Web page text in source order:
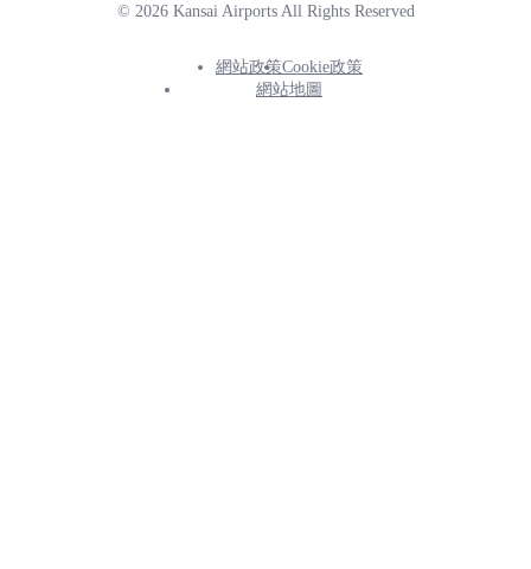
© 2026 Kansai Airports All Rights Reserved
Footer
網站政策Cookie政策
網站地圖